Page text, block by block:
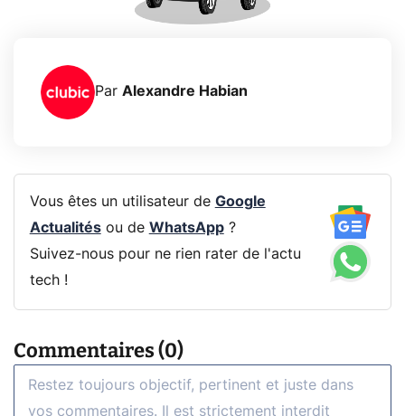
Par Alexandre Habian
Vous êtes un utilisateur de Google
Actualitésou de WhatsApp?
Suivez-nous pour ne rien rater de l'actu
tech !
Commentaires (0)